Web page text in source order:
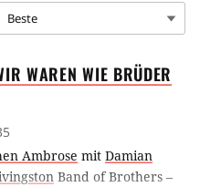
Beste
WAREN WIE BRÜDER
Ambrose mit Damian
Band of Brothers –